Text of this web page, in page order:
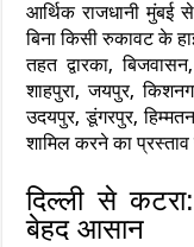
आर्थिक राजधानी
बिना किसी रुकावट के
तहत द्वारका,
शाहपुरा, जयपुर,
उदयपुर, डूंगरपुर,
शामिल करने का प्रस्ताव
दिल्ली से
बेहद आसान